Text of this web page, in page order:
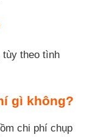
tùy theo tình
gì không?
chi phí chụp